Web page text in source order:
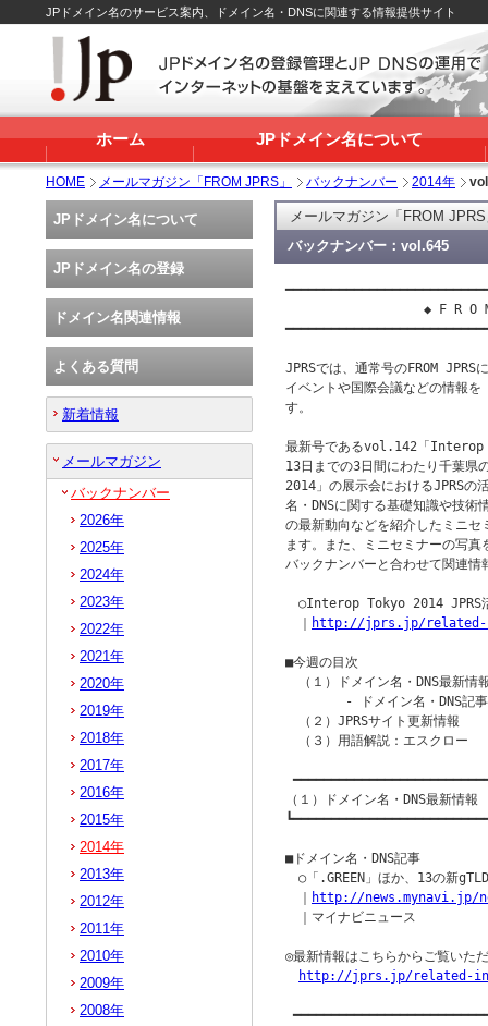
JPドメイン名のサービス案内、ドメイン名・DNSに関連する情報提供サイト
ホーム JPドメイン名について
HOME メールマガジン「FROM JPRS」 バックナンバー 2014年
メールマガジン「FROM
バックナンバー：vol.645
◆ F R O M　J P
JPRSでは、通常号のFROM JPRS
イベントや国際会議などの情報を
す。
最新号であるvol.142「Interop
13日までの3日間にわたり千葉
2014」の展示会におけるJPRSの
名・DNSに関する基礎知識や技術
の最新動向などを紹介したミニ
ます。また、ミニセミナーの写真
バックナンバーと合わせて関連
○Interop Tokyo 2014 JPRS
http://jprs.jp/related-
■今週の目次
（１）ドメイン名・DNS最新情
- ドメイン名・DNS記事
（２）JPRSサイト更新情報
（３）用語解説：エスクロー
（１）ドメイン名・DNS最新情報
■ドメイン名・DNS記事
○「.GREEN」ほか、13の新
http://news.mynavi.jp/
｜マイナビニュース
◎最新情報はこちらからご覧いた
http://jprs.jp/related-
JPドメイン名について
JPドメイン名の登録
ドメイン名関連情報
よくある質問
新着情報
メールマガジン
バックナンバー
2026年
2025年
2024年
2023年
2022年
2021年
2020年
2019年
2018年
2017年
2016年
2015年
2014年
2013年
2012年
2011年
2010年
2009年
2008年